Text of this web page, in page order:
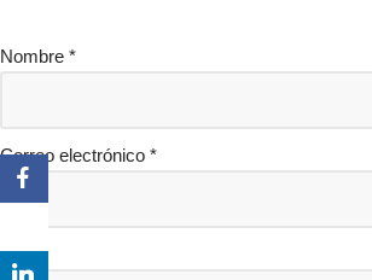
Nombre *
Correo electrónico *
Web